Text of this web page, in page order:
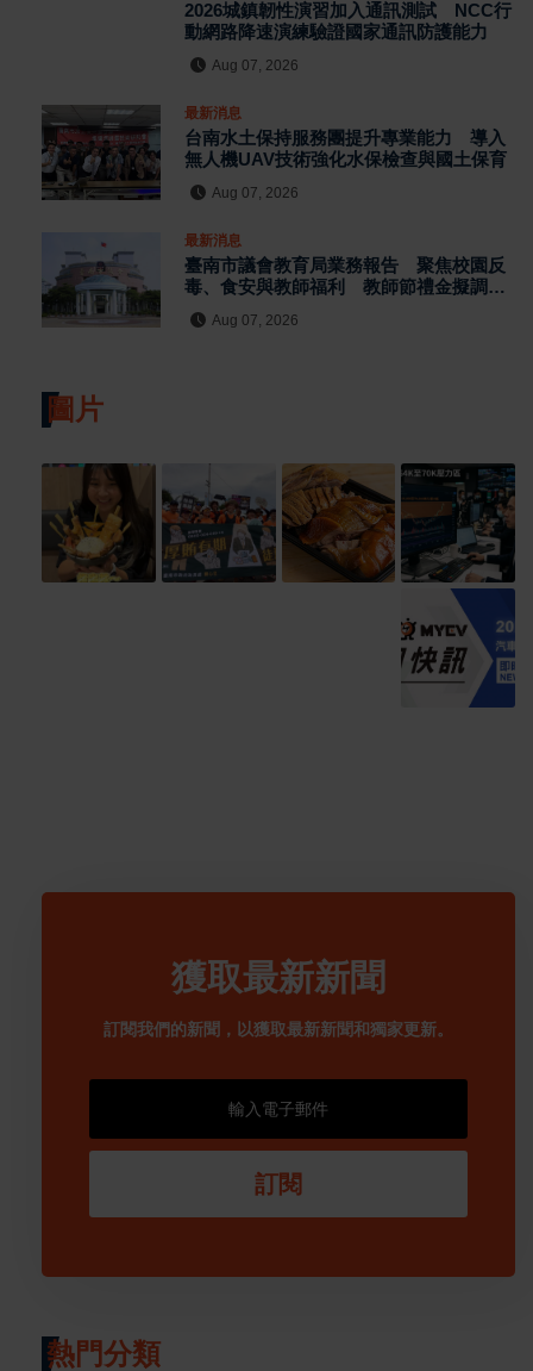
2026城鎮韌性演習加入通訊測試 NCC行
動網路降速演練驗證國家通訊防護能力
Aug 07, 2026
最新消息
台南水土保持服務團提升專業能力 導入
無人機UAV技術強化水保檢查與國土保育
Aug 07, 2026
最新消息
臺南市議會教育局業務報告 聚焦校園反
毒、食安與教師福利 教師節禮金擬調升
至千元
Aug 07, 2026
圖片
獲取最新新聞
訂閱我們的新聞，以獲取最新新聞和獨家更新。
訂閱
熱門分類